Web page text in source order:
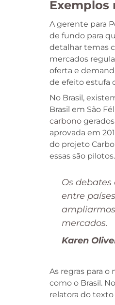
Exemplos
A gerente para
de fundo para
detalhar temas
mercados
oferta e
de efeito estufa
No Brasil,
Brasil em São
carbono
aprovada em
do projeto
essas são
Os
entre
mercados.
Karen
As regras para
como o Brasil.
relatora do texto